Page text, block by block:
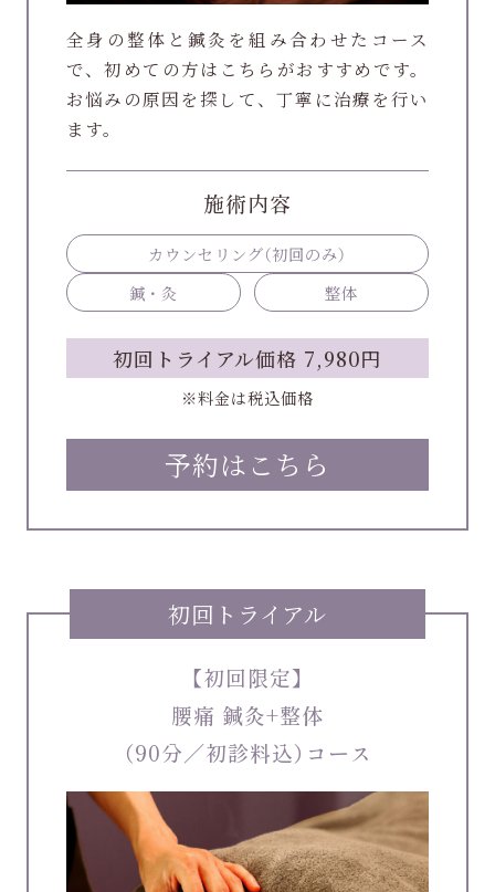
初回トライアル価格 7,980円
※料金は税込価格
全身の整体と鍼灸を組み合わせたコース
で、初めての方はこちらがおすすめです。
お悩みの原因を探して、丁寧に治療を行い
ます。
予約はこちら
施術内容
カウンセリング（初回のみ）
鍼・灸
整体
初回トライアル
【初回限定】
腰痛 鍼灸+整体
（90分／初診料込）コース